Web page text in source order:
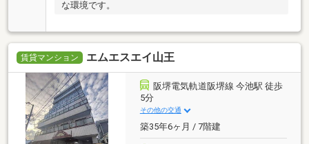
な環境です。
賃貸マンション エムエスエイ山王
阪堺電気軌道阪堺線 今池駅 徒歩
5分
その他の交通
築35年6ヶ月 / 7階建